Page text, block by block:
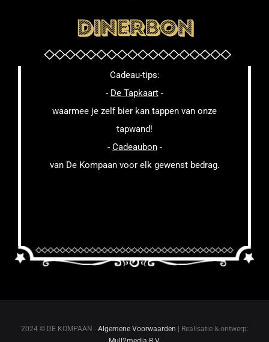
Cadeau-tips:
- De Tapkaart -
waarmee je zelf bier kan tappen van onze
tapwand!
- Cadeaubon-
van De Kompaan voor elk gewenst bedrag.
2024 © DE KOMPAAN - Algemene Voorwaarden | Realisatie & ontwerp: